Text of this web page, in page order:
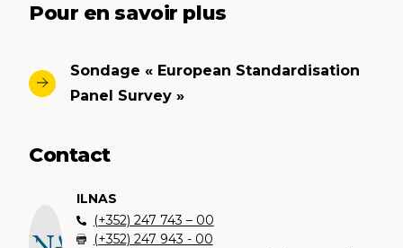
Pour en savoir plus
Sondage « European Standardisation
Panel Survey »
Contact
ILNAS
(+352) 247 743 – 00
(+352) 247 943 - 00